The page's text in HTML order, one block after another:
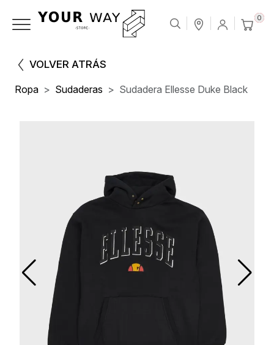
0
VOLVER ATRÁS
Ropa Sudaderas Sudadera Ellesse Duke Black